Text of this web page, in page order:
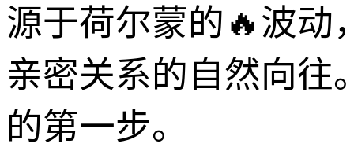
源于荷尔蒙的🔥波动
亲密关系的自然向往
的第一步。